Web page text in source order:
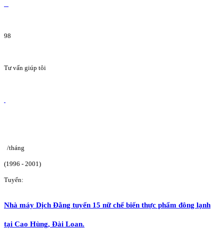
98
Tư vấn giúp tôi
/tháng
(1996 - 2001)
Tuyển:
Nhà máy Dịch Đằng tuyển 15 nữ chế biến thực phẩm đông lạnh
tại Cao Hùng, Đài Loan.